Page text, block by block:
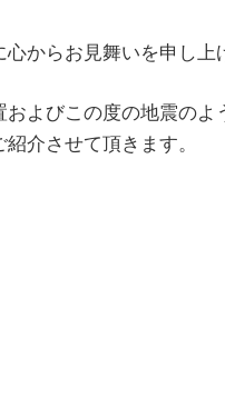
からお見舞いを申し上
よびこの度の地震のよ
介させて頂きます。